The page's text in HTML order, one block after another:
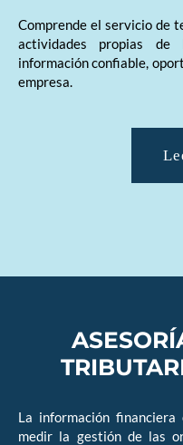
Comprende el servicio de
actividades propias
información confiable,
empresa.
La información
medir la gestión de las